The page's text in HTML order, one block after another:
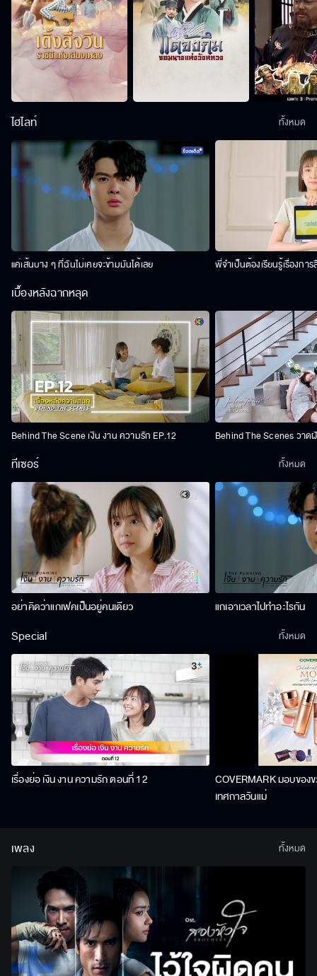
ไฮไลท์
แค่เส้นบาง ๆ ที่ฉันไม่เคยจะข้ามมันได้เลย พี่จำเป็นต้องเรียนรู้เรื่องการ
ทั้งหมด
เบื้องหลังฉากหลุด
Behind The Scene เงิน งาน ความรัก EP.12 Behind The Scenes วาด
ทีเซอร์
อย่าคิดว่าแกเฟคเป็นอยู่คนเดียว แกเอาเวลาไปทำอะไรกัน
ทั้งหมด
Special
เรื่องย่อ เงิน งาน ความรัก ตอนที่ 12
COVERMARK มอบขอ
เทศกาลวันแม่
ทั้งหมด
เพลง ทั้งหมด